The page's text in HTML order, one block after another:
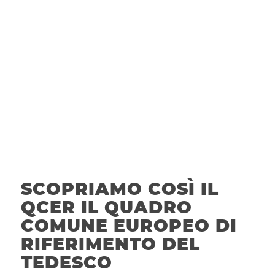
SCOPRIAMO COSÌ IL
QCER IL QUADRO
COMUNE EUROPEO DI
RIFERIMENTO DEL
TEDESCO